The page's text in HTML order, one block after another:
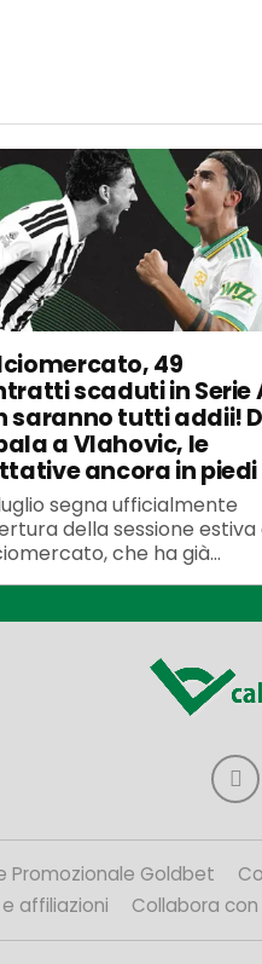
49
scaduti in Serie
saranno tutti addii!
a Vlahovic, le
ancora in piedi
luglio segna ufficialmente
della sessione estiva
che ha già...
Promozionale Goldbet
affiliazioni
Collabora con